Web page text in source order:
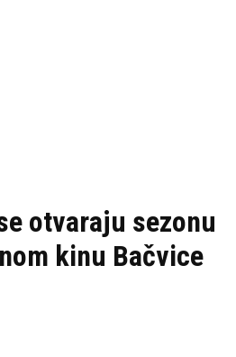
otvaraju sezonu
kinu Bačvice